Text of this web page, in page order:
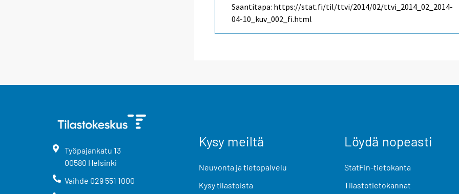
Saantitapa: https://stat.fi/til/ttvi/2014/02/ttvi_2014_02_2014-
04-10_kuv_002_fi.html
Työpajankatu 13
00580 Helsinki
Vaihde 029 551 1000
Kysy meiltä
Neuvonta ja tietopalvelu
Kysy tilastoista
Löydä nopeasti
StatFin-tietokanta
Tilastotietokannat